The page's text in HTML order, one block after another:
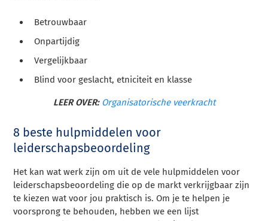
Betrouwbaar
Onpartijdig
Vergelijkbaar
Blind voor geslacht, etniciteit en klasse
LEER OVER: Organisatorische veerkracht
8 beste hulpmiddelen voor
leiderschapsbeoordeling
Het kan wat werk zijn om uit de vele hulpmiddelen voor
leiderschapsbeoordeling die op de markt verkrijgbaar zijn
te kiezen wat voor jou praktisch is. Om je te helpen je
voorsprong te behouden, hebben we een lijst